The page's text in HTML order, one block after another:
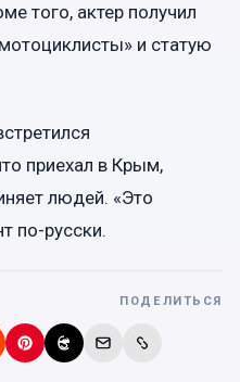
того, актер получил
и статую
приехал в Крым,
людей. «Это
по-русски.
ПОДЕЛИТЬСЯ